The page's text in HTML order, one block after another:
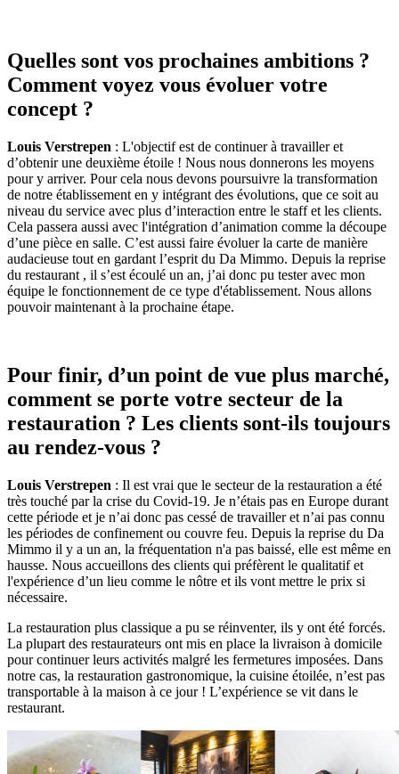
Quelles sont vos prochaines ambitions ?
Comment voyez vous évoluer votre
concept ?
Louis Verstrepen : L'objectif est de continuer à travailler et
d’obtenir une deuxième étoile ! Nous nous donnerons les moyens
pour y arriver. Pour cela nous devons poursuivre la transformation
de notre établissement en y intégrant des évolutions, que ce soit au
niveau du service avec plus d’interaction entre le staff et les clients.
Cela passera aussi avec l'intégration d’animation comme la découpe
d’une pièce en salle. C’est aussi faire évoluer la carte de manière
audacieuse tout en gardant l’esprit du Da Mimmo. Depuis la reprise
du restaurant , il s’est écoulé un an, j’ai donc pu tester avec mon
équipe le fonctionnement de ce type d'établissement. Nous allons
pouvoir maintenant à la prochaine étape.
Pour finir, d’un point de vue plus marché,
comment se porte votre secteur de la
restauration ? Les clients sont-ils toujours
au rendez-vous ?
Louis Verstrepen : Il est vrai que le secteur de la restauration a été
très touché par la crise du Covid-19. Je n’étais pas en Europe durant
cette période et je n’ai donc pas cessé de travailler et n’ai pas connu
les périodes de confinement ou couvre feu. Depuis la reprise du Da
Mimmo il y a un an, la fréquentation n'a pas baissé, elle est même en
hausse. Nous accueillons des clients qui préfèrent le qualitatif et
l'expérience d’un lieu comme le nôtre et ils vont mettre le prix si
nécessaire.
La restauration plus classique a pu se réinventer, ils y ont été forcés.
La plupart des restaurateurs ont mis en place la livraison à domicile
pour continuer leurs activités malgré les fermetures imposées. Dans
notre cas, la restauration gastronomique, la cuisine étoilée, n’est pas
transportable à la maison à ce jour ! L’expérience se vit dans le
restaurant.